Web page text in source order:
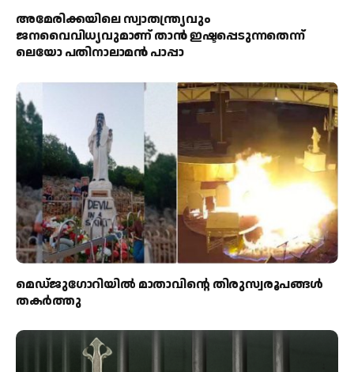
അമേരിക്കയിലെ സ്വാതന്ത്ര്യവും
ജനവൈവിധ്യവുമാണ് താൻ ഇഷ്ടപ്പെടുന്നതെന്ന്
ലെയോ പതിനാലാമൻ പാപ്പാ
മെഡ്‌ജുഗോറിയിൽ മാതാവിന്റെ തിരുസ്വരൂപങ്ങൾ
തകർത്തു